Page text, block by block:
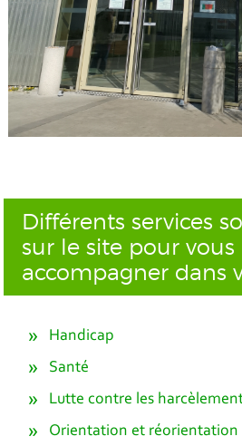
Différents services
sur le site pour vous
accompagner dans
Handicap
Santé
Lutte contre les
Orientation et réorientation